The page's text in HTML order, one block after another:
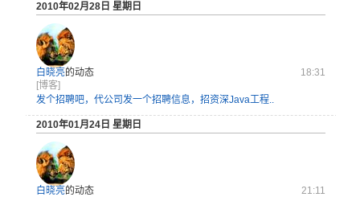
2010年02月28日 星期日
白晓亮的动态
18:31
[博客]
发个招聘吧，代公司发一个招聘信息，招资深Java工程..
2010年01月24日 星期日
白晓亮的动态
21:11